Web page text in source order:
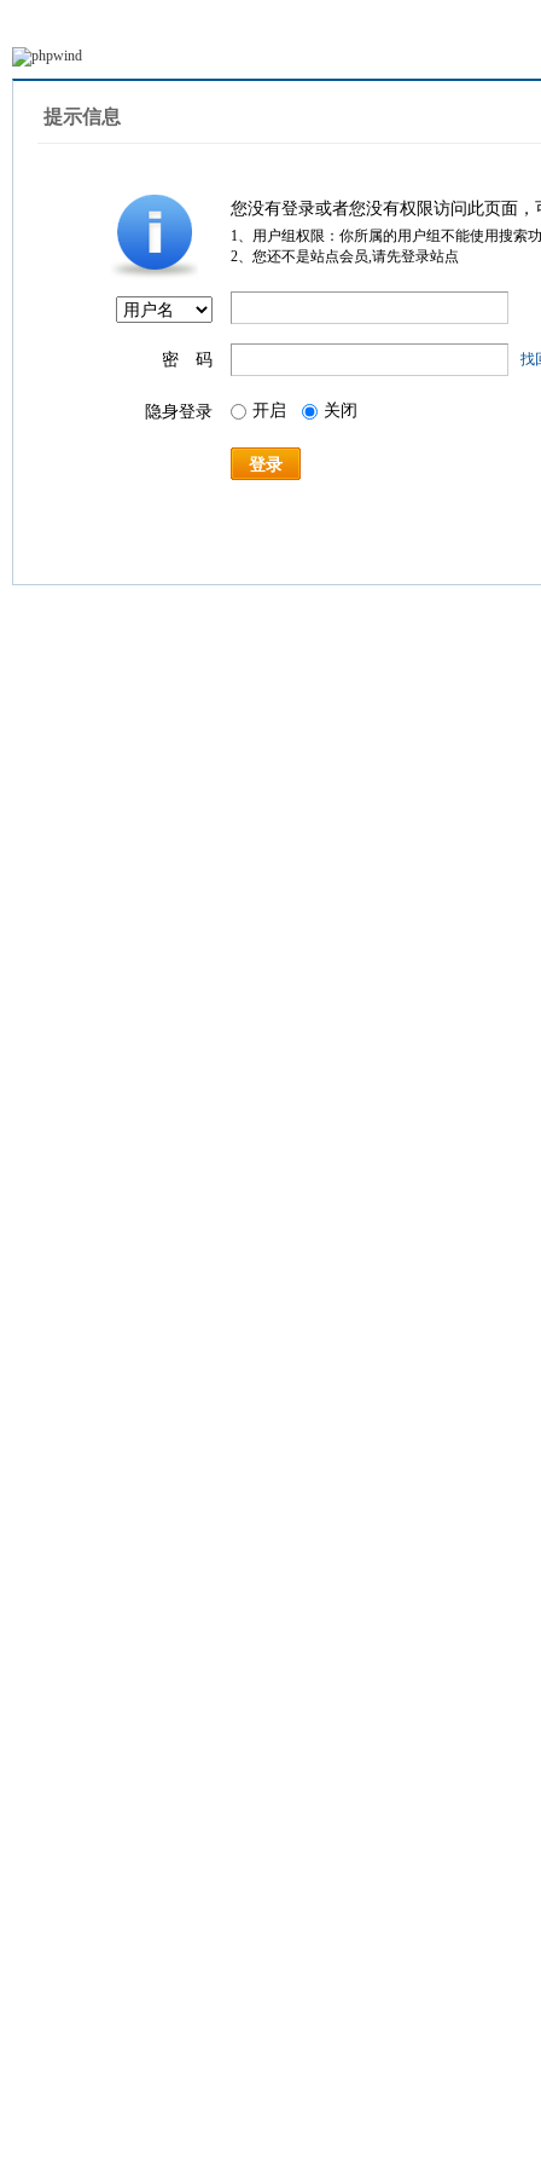
提示信息
您没有登录或者您没有权限访问此页面
1、用户组权限：你所属的用户组不能使用搜索
2、您还不是站点会员,请先登录站点
密 码 找
隐身登录 开启 关闭
登录